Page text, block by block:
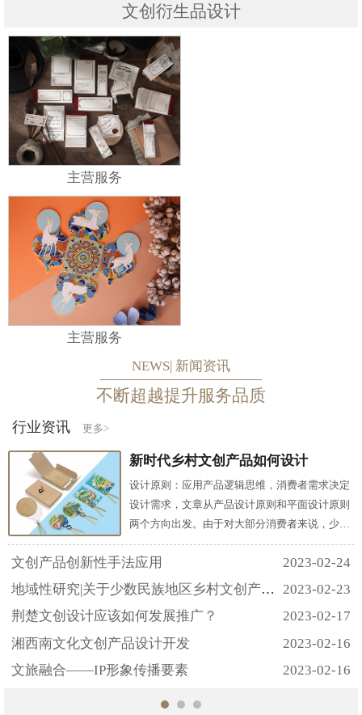
文创衍生品设计
主营服务
主营服务
NEWS| 新闻资讯
不断超越提升服务品质
行业资讯 更多>
新时代乡村文创产品如何设计
设计原则：应用产品逻辑思维，消费者需求决定
设计需求，文章从产品设计原则和平面设计原则
两个方向出发。由于对大部分消费者来说，少数
民族地域性文化与自己的生活相对比是较为陌生
而遥远的，所以为了拉近文创产品设计与消费者
之间的距离，产品设计原则除了考虑实用性原
味性原则;在平面设计四大原则，亲密性原则、对
齐原则、重复原则和对比原则中，应该重点关注
2023-02-24
文创产品创新性手法应用
2023-02-23
地域性研究|关于少数民族地区乡村文创产品设计
2023-02-17
荆楚文创设计应该如何发展推广？
2023-02-16
湘西南文化文创产品设计开发
2023-02-16
文旅融合——IP形象传播要素